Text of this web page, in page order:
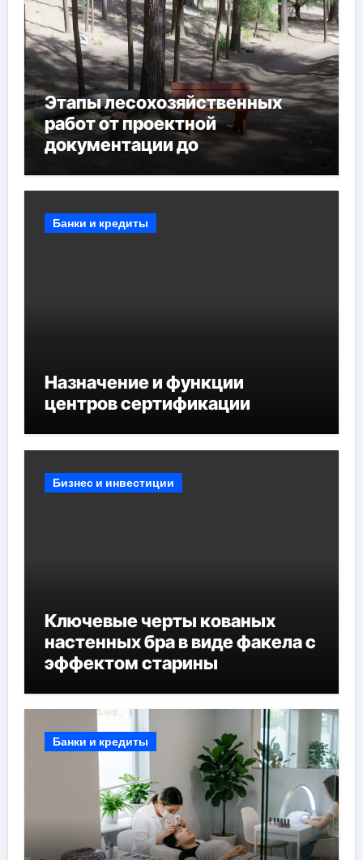
Этапы лесохозяйственных
работ от проектной
документации до
мероприятий и обустройства
Банки и кредиты
Назначение и функции
центров сертификации
Бизнес и инвестиции
Ключевые черты кованых
настенных бра в виде факела с
эффектом старины
Банки и кредиты